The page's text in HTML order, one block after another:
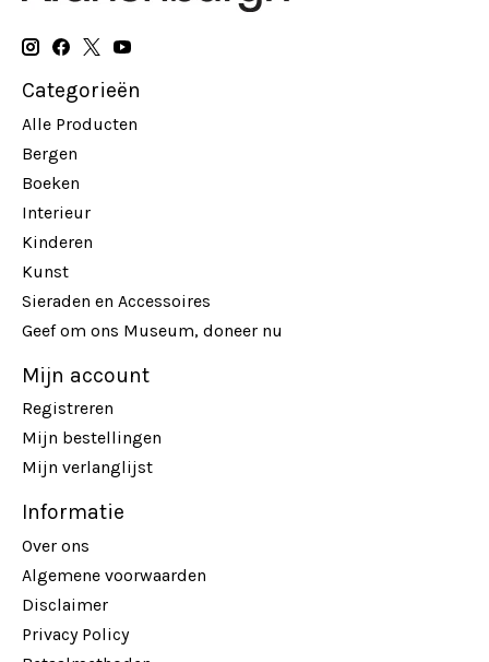
Categorieën
Alle Producten
Bergen
Boeken
Interieur
Kinderen
Kunst
Sieraden en Accessoires
Geef om ons Museum, doneer nu
Mijn account
Registreren
Mijn bestellingen
Mijn verlanglijst
Informatie
Over ons
Algemene voorwaarden
Disclaimer
Privacy Policy